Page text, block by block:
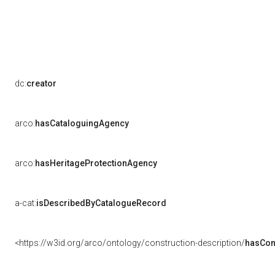
dc:creator
arco:hasCataloguingAgency
arco:hasHeritageProtectionAgency
a-cat:isDescribedByCatalogueRecord
<https://w3id.org/arco/ontology/construction-description/